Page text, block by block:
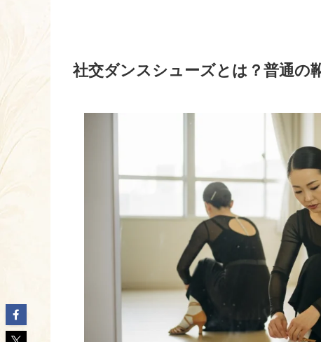
社交ダンスシューズとは？普通の